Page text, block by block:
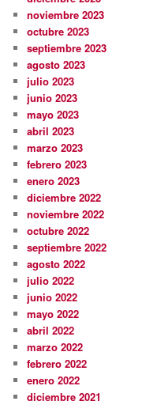
noviembre 2023
octubre 2023
septiembre 2023
agosto 2023
julio 2023
junio 2023
mayo 2023
abril 2023
marzo 2023
febrero 2023
enero 2023
diciembre 2022
noviembre 2022
octubre 2022
septiembre 2022
agosto 2022
julio 2022
junio 2022
mayo 2022
abril 2022
marzo 2022
febrero 2022
enero 2022
diciembre 2021